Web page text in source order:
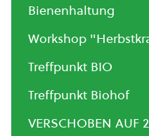
Bienenhaltung
Workshop
Treffpunkt BIO
Treffpunkt Biohof
VERSCHOBEN AUF